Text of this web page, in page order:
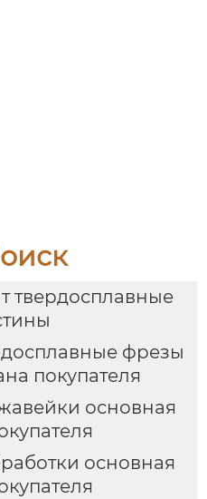
твердосплавные
фрезы
покупателя
основная
основная